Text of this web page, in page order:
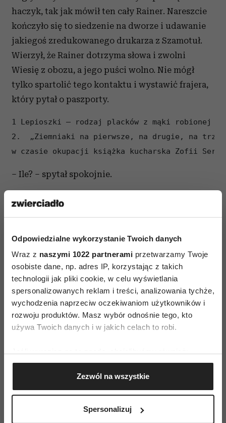
Odpowiedzialne wykorzystanie Twoich danych
Wraz z naszymi 1022 partnerami przetwarzamy Twoje
osobiste dane, np. adres IP, korzystając z takich
technologii jak pliki cookie, w celu wyświetlania
spersonalizowanych reklam i treści, analizowania tychże,
wychodzenia naprzeciw oczekiwaniom użytkowników i
rozwoju produktów. Masz wybór odnośnie tego, kto
używa Twoich danych i w jakich celach to robi.
Gromadzić dane dotyczące Twojej lokalizacji
geograficznej z dokładnością nawet do kilku metrów
Identyfikować Twoje urządzenie, aktywnie
(fingerprinting, czyli wirtualny odcisk palca)
Zezwól na wszystkie
Spersonalizuj
haczyk, tak jak mówił ten cały Rainer. Nareszcie
kończyło się to siedzenie na dworze i udawanie
jakiegoś zredukowanego drukarza z Szamotuł.
Wierzył, że Rainer dotrzyma słowa i zwolni
Wiesię z obozu, a jego puści wolno. Nie mógł
tylko spartolić tego kontaktu i wystawić frajera,
który pytał o paszporty.
1 Lepioszki – rodzaj placków z mąki robionej z
2.  „Ziemniaki na pierwsze, na drugie, na
w czasie okupacji książka kucharska Zofii
– Ile? – spytał spokojnie.
– Sześć.
– Biuro podróży pan zakładasz?
– Są czy nie?
– Mogą być trzy. Więcej nie mam.
– Można widzieć?
– Paszportów pan nie widziałeś?
– Kota w worku kupować nie będę. Idziemy na
„Górka” się zawahał. Dopóki siedział na widoku,
dokumenty miała na Kercelaku wspólników i w